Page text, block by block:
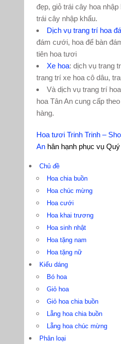
đẹp, giỏ trái cây hoa nhập
trái cây nhập khẩu.
Dịch vụ trang trí hoa
đám cưới, hoa để bàn
tiên hoa tươi
Xe hoa: dịch vụ trang
trang trí xe hoa cô dâu,
Và dịch vụ trang trí
hoa Tân An cung cấp
hàng.
Hoa tươi Trinh Trinh –
An hân hạnh phục vụ
Chủ đề
Hoa chia buồn
Hoa chúc mừng
Hoa cưới
Hoa khai trương
Hoa sinh nhật
Hoa tặng nam
Hoa tặng nữ
Kiểu dáng
Bó hoa
Giỏ hoa
Giỏ hoa chia buồn
Lẵng hoa chia buồn
Lẵng hoa chúc mừng
Phân loại